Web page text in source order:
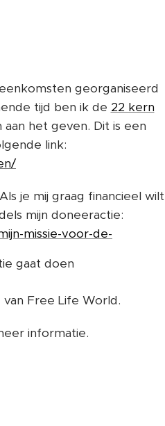
georganiseerd
tijd ben ik de 22 kern
het geven. Dit is een
link:
je mij graag financieel wilt
mijn doneeractie:
missie-voor-de-
gaat doen
Free Life World.
informatie.